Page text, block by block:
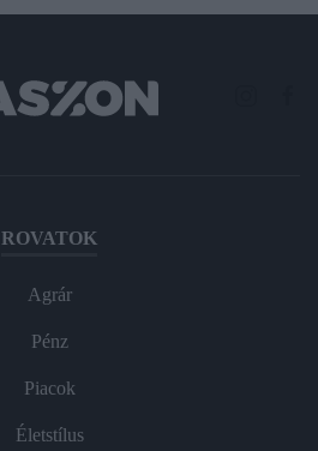
ROVATOK
Agrár
Pénz
Piacok
Életstílus